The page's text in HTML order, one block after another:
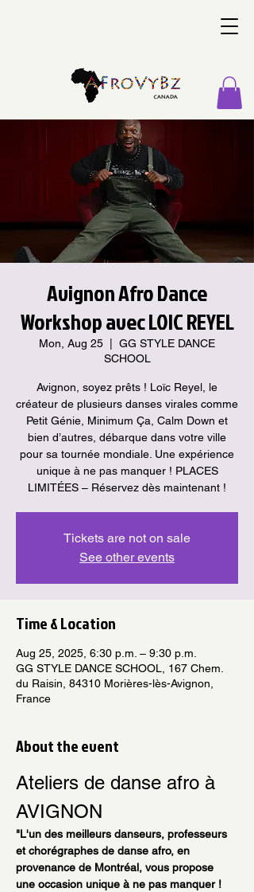
Avignon Afro Dance
Workshop avec LOIC REYEL
Mon, Aug 25
GG STYLE DANCE
SCHOOL
Avignon, soyez prêts ! Loïc Reyel, le
créateur de plusieurs danses virales comme
Petit Génie, Minimum Ça, Calm Down et
bien d’autres, débarque dans votre ville
pour sa tournée mondiale. Une expérience
unique à ne pas manquer ! PLACES
Tickets are not on sale
See other events
Time & Location
Aug 25, 2025, 6:30 p.m. – 9:30 p.m.
GG STYLE DANCE SCHOOL, 167 Chem.
du Raisin, 84310 Morières-lès-Avignon,
France
About the event
Ateliers de danse afro à
AVIGNON
"L'un des meilleurs danseurs, professeurs
et chorégraphes de danse afro, en
provenance de Montréal, vous propose
une occasion unique à ne pas manquer !